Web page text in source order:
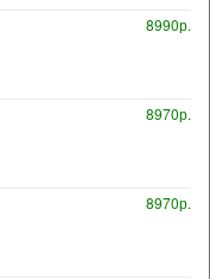
8990р.
8970р.
8970р.